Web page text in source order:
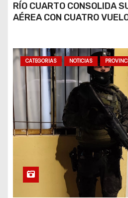
RÍO CUARTO CONSOLIDA
AÉREA CON CUATRO
CATEGORIAS NOTICIAS